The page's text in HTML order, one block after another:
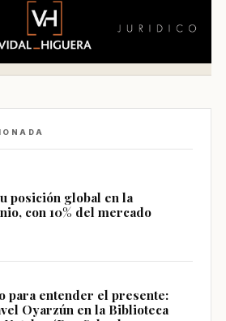
posición global en la
con 10% del mercado
para entender el presente:
Oyarzún en la Biblioteca